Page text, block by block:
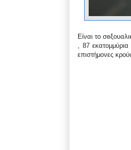
Είναι το
, 87
επιστήμονες